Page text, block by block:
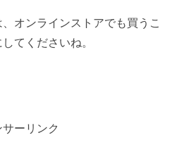
オンラインストアでも買うこ
てくださいね。
ーリンク